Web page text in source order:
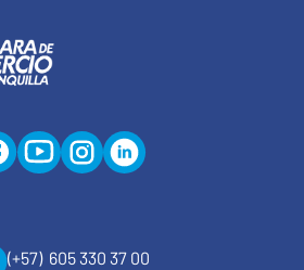
(+57) 605 330 37 00